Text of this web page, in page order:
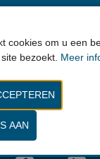
24 maart 2027 van
25 maart 2027 van
Locatie
C -
1853 Brussel
cookies om u een
bezoekt. Meer